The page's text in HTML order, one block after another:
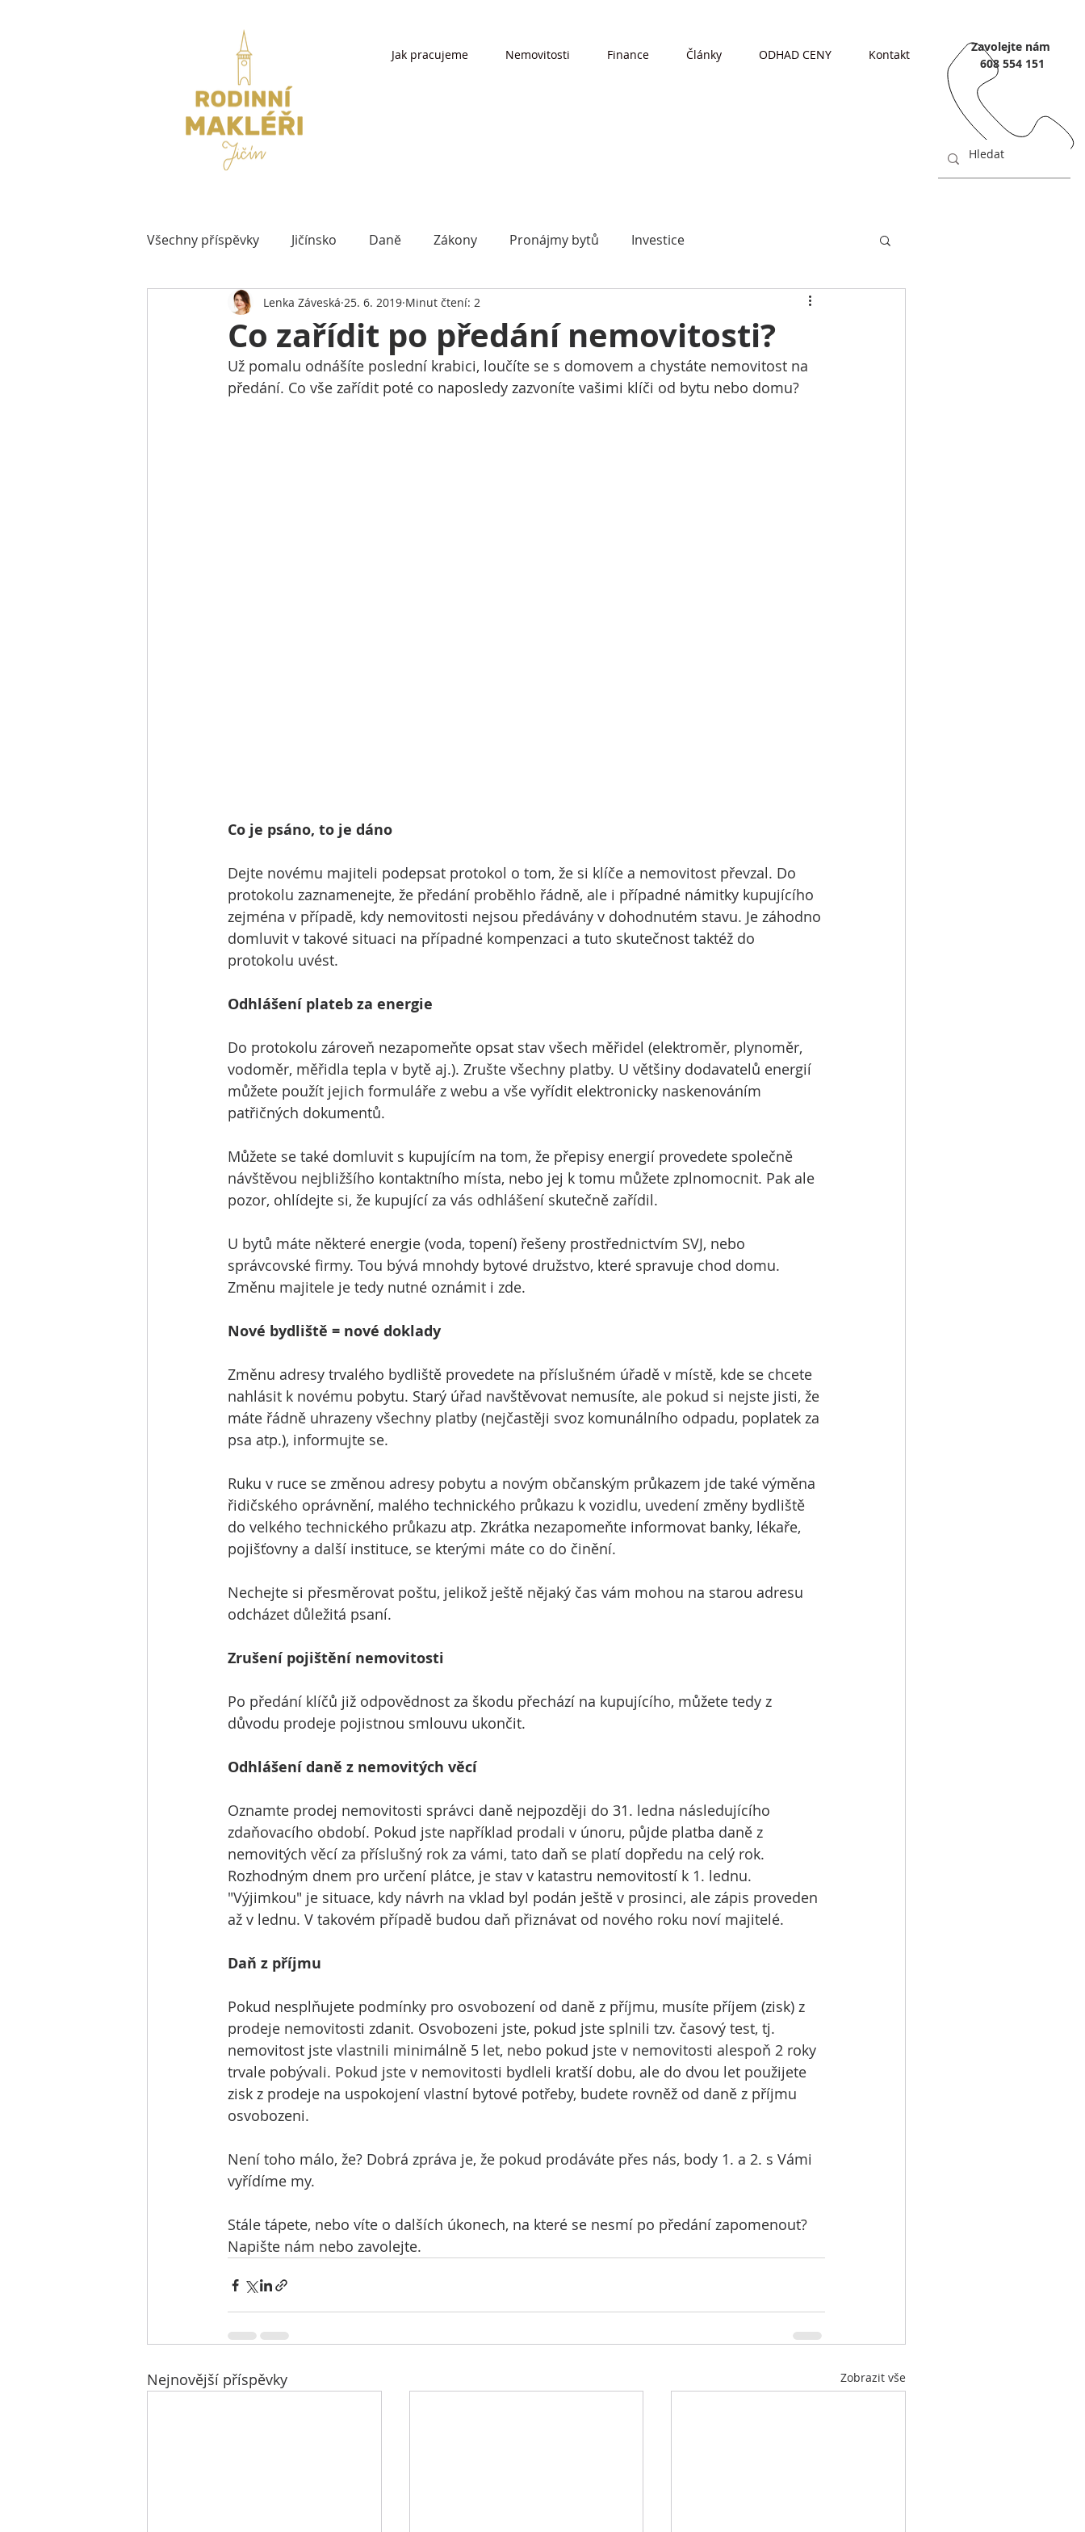
Jak pracujeme Nemovitosti Finance Články ODHAD CENY Kontakt
Zavolejte nám
608 554 151
Všechny příspěvky Jičínsko Daně Zákony Pronájmy bytů Investice
Co zařídit po předání nemovitosti?
Lenka Záveská 25. 6. 2019 Minut čtení: 2
Už pomalu odnášíte poslední krabici, loučíte se s domovem a chystáte nemovitost na
předání. Co vše zařídit poté co naposledy zazvoníte vašimi klíči od bytu nebo domu?
Co je psáno, to je dáno
Dejte novému majiteli podepsat protokol o tom, že si klíče a nemovitost převzal. Do
protokolu zaznamenejte, že předání proběhlo řádně, ale i případné námitky kupujícího
zejména v případě, kdy nemovitosti nejsou předávány v dohodnutém stavu. Je záhodno
domluvit v takové situaci na případné kompenzaci a tuto skutečnost taktéž do
protokolu uvést.
Odhlášení plateb za energie
Do protokolu zároveň nezapomeňte opsat stav všech měřidel (elektroměr, plynoměr,
vodoměr, měřidla tepla v bytě aj.). Zrušte všechny platby. U většiny dodavatelů energií
můžete použít jejich formuláře z webu a vše vyřídit elektronicky naskenováním
patřičných dokumentů.
Můžete se také domluvit s kupujícím na tom, že přepisy energií provedete společně
návštěvou nejbližšího kontaktního místa, nebo jej k tomu můžete zplnomocnit. Pak ale
pozor, ohlídejte si, že kupující za vás odhlášení skutečně zařídil.
U bytů máte některé energie (voda, topení) řešeny prostřednictvím SVJ, nebo
správcovské firmy. Tou bývá mnohdy bytové družstvo, které spravuje chod domu.
Změnu majitele je tedy nutné oznámit i zde.
Nové bydliště = nové doklady
Změnu adresy trvalého bydliště provedete na příslušném úřadě v místě, kde se chcete
nahlásit k novému pobytu. Starý úřad navštěvovat nemusíte, ale pokud si nejste jisti, že
máte řádně uhrazeny všechny platby (nejčastěji svoz komunálního odpadu, poplatek za
psa atp.), informujte se.
Ruku v ruce se změnou adresy pobytu a novým občanským průkazem jde také výměna
řidičského oprávnění, malého technického průkazu k vozidlu, uvedení změny bydliště
do velkého technického průkazu atp. Zkrátka nezapomeňte informovat banky, lékaře,
pojišťovny a další instituce, se kterými máte co do činění.
Nechejte si přesměrovat poštu, jelikož ještě nějaký čas vám mohou na starou adresu
odcházet důležitá psaní.
Zrušení pojištění nemovitosti
Po předání klíčů již odpovědnost za škodu přechází na kupujícího, můžete tedy z
důvodu prodeje pojistnou smlouvu ukončit.
Odhlášení daně z nemovitých věcí
Oznamte prodej nemovitosti správci daně nejpozději do 31. ledna následujícího
zdaňovacího období. Pokud jste například prodali v únoru, půjde platba daně z
nemovitých věcí za příslušný rok za vámi, tato daň se platí dopředu na celý rok.
Rozhodným dnem pro určení plátce, je stav v katastru nemovitostí k 1. lednu.
"Výjimkou" je situace, kdy návrh na vklad byl podán ještě v prosinci, ale zápis proveden
až v lednu. V takovém případě budou daň přiznávat od nového roku noví majitelé.
Daň z příjmu
Pokud nesplňujete podmínky pro osvobození od daně z příjmu, musíte příjem (zisk) z
prodeje nemovitosti zdanit. Osvobozeni jste, pokud jste splnili tzv. časový test, tj.
nemovitost jste vlastnili minimálně 5 let, nebo pokud jste v nemovitosti alespoň 2 roky
trvale pobývali. Pokud jste v nemovitosti bydleli kratší dobu, ale do dvou let použijete
zisk z prodeje na uspokojení vlastní bytové potřeby, budete rovněž od daně z příjmu
osvobozeni.
Není toho málo, že? Dobrá zpráva je, že pokud prodáváte přes nás, body 1. a 2. s Vámi
vyřídíme my.
Stále tápete, nebo víte o dalších úkonech, na které se nesmí po předání zapomenout?
Napište nám nebo zavolejte.
Nejnovější příspěvky Zobrazit vše